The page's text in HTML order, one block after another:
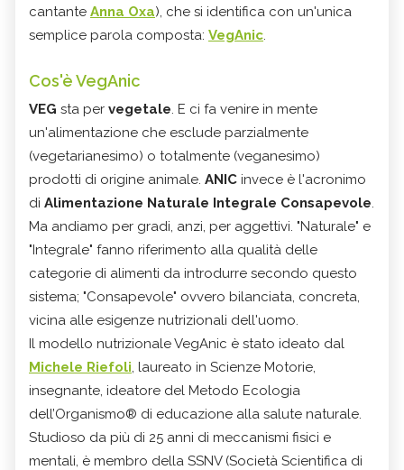
cantante Anna Oxa), che si identifica con un'unica
semplice parola composta: VegAnic.
Cos'è VegAnic
VEG sta per vegetale. E ci fa venire in mente
un'alimentazione che esclude parzialmente
(vegetarianesimo) o totalmente (veganesimo)
prodotti di origine animale. ANIC invece è l'acronimo
di Alimentazione Naturale Integrale Consapevole.
Ma andiamo per gradi, anzi, per aggettivi. "Naturale" e
"Integrale" fanno riferimento alla qualità delle
categorie di alimenti da introdurre secondo questo
sistema; "Consapevole" ovvero bilanciata, concreta,
vicina alle esigenze nutrizionali dell'uomo.
Il modello nutrizionale VegAnic è stato ideato dal
Michele Riefoli, laureato in Scienze Motorie,
insegnante, ideatore del Metodo Ecologia
dell’Organismo® di educazione alla salute naturale.
Studioso da più di 25 anni di meccanismi fisici e
mentali, è membro della SSNV (Società Scientifica di